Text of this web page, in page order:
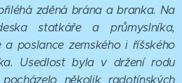
zděná brána a branka. Na
statkáře a průmyslníka,
a poslance zemského i říšského
Usedlost byla v držení rodu
několik radotínských